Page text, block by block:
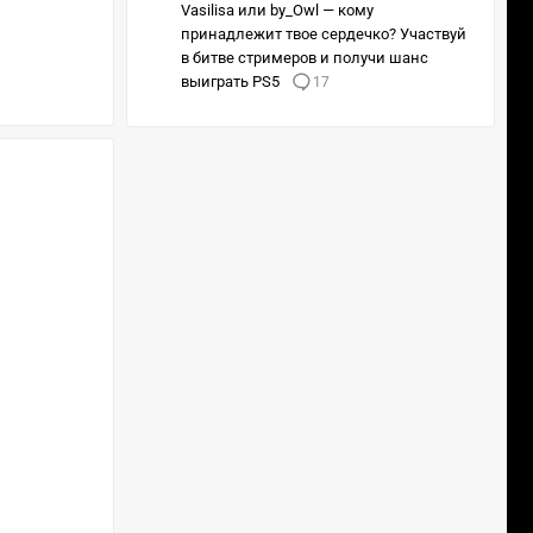
Vasilisa или by_Owl — кому
принадлежит твое сердечко? Участвуй
в битве стримеров и получи шанс
выиграть PS5
17